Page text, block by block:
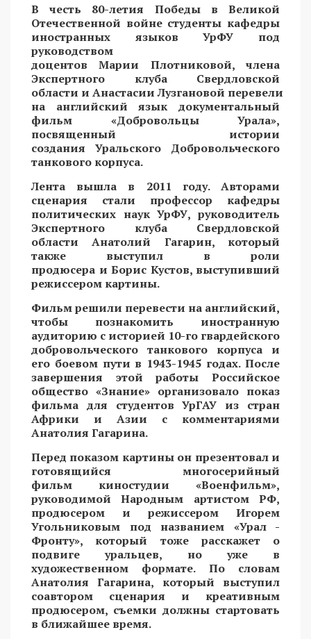
В честь 80-летия Победы в Великой
Отечественной войне студенты кафедры
иностранных языков УрФУ под
руководством
доцентов Марии Плотниковой, члена
Экспертного клуба Свердловской
области и Анастасии Лузгановой перевели
на английский язык документальный
фильм «Добровольцы Урала»,
посвященный истории
создания Уральского Добровольческого
танкового корпуса.
Лента вышла в 2011 году. Авторами
сценария стали профессор кафедры
политических наук УрФУ, руководитель
Экспертного клуба Свердловской
области Анатолий Гагарин, который
также выступил в роли
продюсера и Борис Кустов, выступивший
режиссером картины.
Фильм решили перевести на английский,
чтобы познакомить иностранную
аудиторию с историей 10-го гвардейского
добровольческого танкового корпуса и
его боевом пути в 1943-1945 годах. После
завершения этой работы Российское
общество «Знание» организовало показ
фильма для студентов УрГАУ из стран
Африки и Азии с комментариями
Анатолия Гагарина.
Перед показом картины он презентовал и
готовящийся многосерийный
фильм киностудии «Военфильм»,
руководимой Народным артистом РФ,
продюсером и режиссером Игорем
Угольниковым под названием «Урал -
Фронту», который тоже расскажет о
подвиге уральцев, но уже в
художественном формате. По словам
Анатолия Гагарина, который выступил
соавтором сценария и креативным
продюсером, съемки должны стартовать
в ближайшее время.